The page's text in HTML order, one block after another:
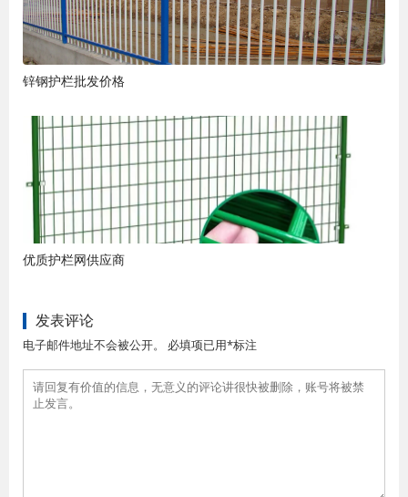
锌钢护栏批发价格
优质护栏网供应商
发表评论
电子邮件地址不会被公开。 必填项已用*标注